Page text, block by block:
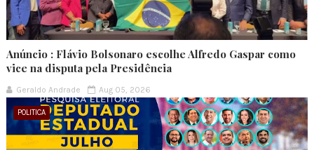
Anúncio : Flávio Bolsonaro escolhe Alfredo Gaspar como
vice na disputa pela Presidência
Geraldo Andrade Aug 05, 2026
POLITICA